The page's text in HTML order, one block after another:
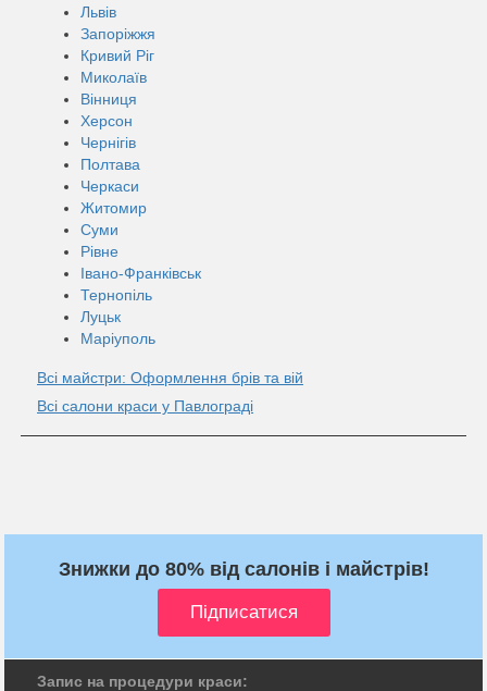
Львів
Запоріжжя
Кривий Ріг
Миколаїв
Вінниця
Херсон
Чернігів
Полтава
Черкаси
Житомир
Суми
Рівне
Івано-Франківськ
Тернопіль
Луцьк
Маріуполь
Всі майстри: Оформлення брів та вій
Всі салони краси у Павлограді
Знижки до 80% від салонів і майстрів!
Запис на процедури краси: